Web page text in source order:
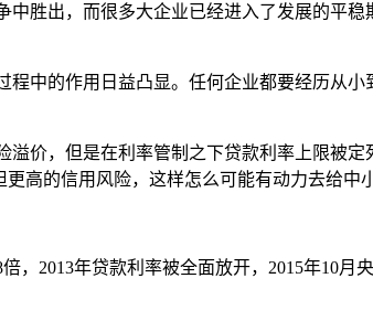
胜出，而很多大企业已经进入了发展的平稳
中的作用日益凸显。任何企业都要经历从小
价，但是在利率管制之下贷款利率上限被定
高的信用风险，这样怎么可能有动力去给中
2013年贷款利率被全面放开，2015年10月